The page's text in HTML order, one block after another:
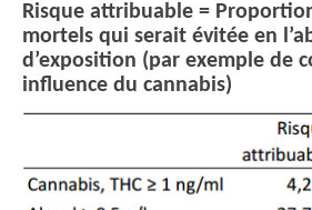
Risque attribuable =
mortels qui serait évitée en
d’exposition (par exemple de
influence du cannabis)